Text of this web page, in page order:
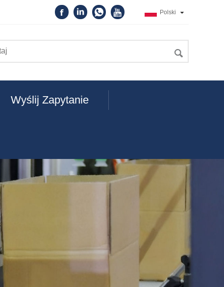
Polski
Wyślij Zapytanie